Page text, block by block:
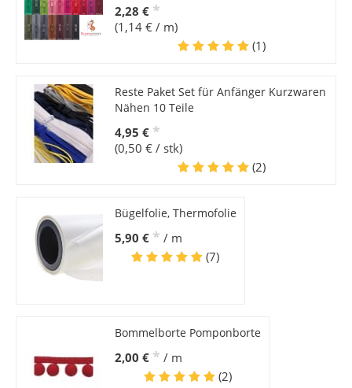
2,28 € *
(1,14 € / m)
(1)
Reste Paket Set für Anfänger Kurzwaren
Nähen 10 Teile
4,95 € *
(0,50 € / stk)
(2)
Bügelfolie, Thermofolie
5,90 € * / m
(7)
Bommelborte Pomponborte
2,00 € * / m
(2)